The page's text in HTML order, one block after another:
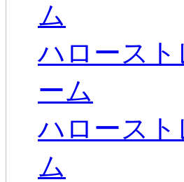
ム
ハロース
ーム
ハロース
ム